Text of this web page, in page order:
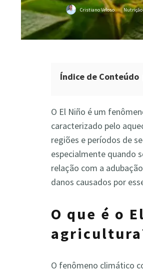
Cristiano Veloso · Nutrição
Índice de Conteúdo
O El Niño é um
caracterizado pelo
regiões e períodos de
especialmente quando
relação com a
danos causados por
O que é o
O fenômeno climático